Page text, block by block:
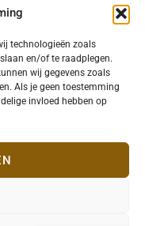
technologieën zoals
en/of te raadplegen.
wij gegevens zoals
Als je geen toestemming
invloed hebben op